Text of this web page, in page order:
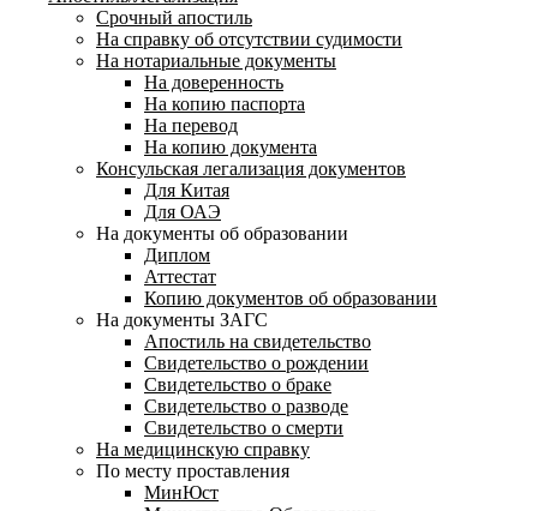
Срочный апостиль
На справку об отсутствии судимости
На нотариальные документы
На доверенность
На копию паспорта
На перевод
На копию документа
Консульская легализация документов
Для Китая
Для ОАЭ
На документы об образовании
Диплом
Аттестат
Копию документов об образовании
На документы ЗАГС
Апостиль на свидетельство
Свидетельство о рождении
Свидетельство о браке
Свидетельство о разводе
Свидетельство о смерти
На медицинскую справку
По месту проставления
МинЮст